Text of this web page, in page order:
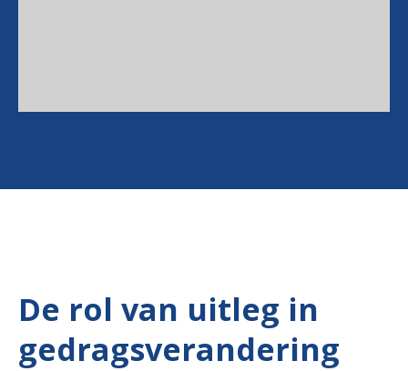
De rol van uitleg in
gedragsverandering